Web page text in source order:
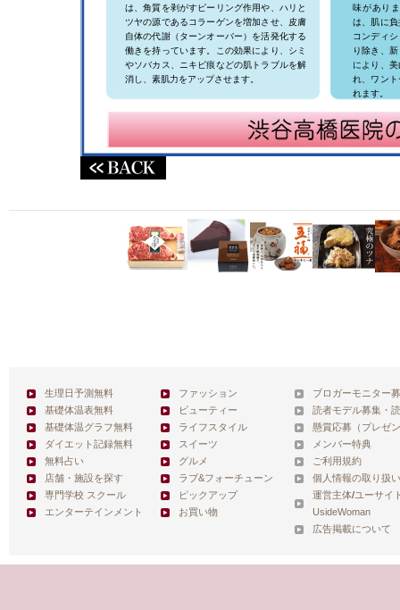
は、角質を剥がすピーリング作用や、ハリと
ツヤの源であるコラーゲンを増加させ、皮膚
自体の代謝（ターンオーバー）を活発化する
働きを持っています。この効果により、シミ
やソバカス、ニキビ痕などの肌トラブルを解
消し、素肌力をアップさせます。
味があり
は、肌に
コンディ
り除き、
により、
れ、ワン
れます。
生理日予測無料
基礎体温表無料
基礎体温グラフ無料
ダイエット記録無料
無料占い
店舗・施設を探す
専門学校 スクール
エンターテインメント
ファッション
ビューティー
ライフスタイル
スイーツ
グルメ
ラブ&フォーチューン
ピックアップ
お買い物
ブロガーモニター
読者モデル募集・
懸賞応募（プレゼ
メンバー特典
ご利用規約
個人情報の取り扱
運営主体/ユーサイ
UsideWoman
広告掲載について